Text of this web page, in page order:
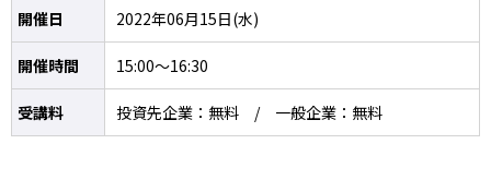
開催日 2022年06月15日(水)
開催時間 15:00～16:30
受講料 投資先企業：無料 / 一般企業：無料